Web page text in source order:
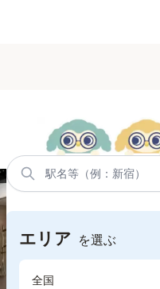
エリア を選ぶ
全国